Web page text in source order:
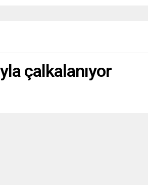
çalkalanıyor